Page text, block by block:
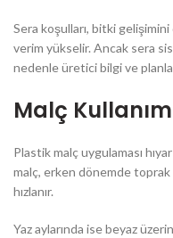
Sera koşulları, bitki
verim yükselir. Ancak sera
nedenle üretici bilgi ve
Malç
Plastik malç uygulaması
malç, erken dönemde toprak
hızlanır.
Yaz aylarında ise beyaz